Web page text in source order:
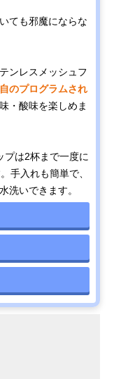
ても邪魔にならな
ンレスメッシュフ
のプログラムされ
・酸味を楽しめま
プは2杯まで一度に
手入れも簡単で、
洗いできます。